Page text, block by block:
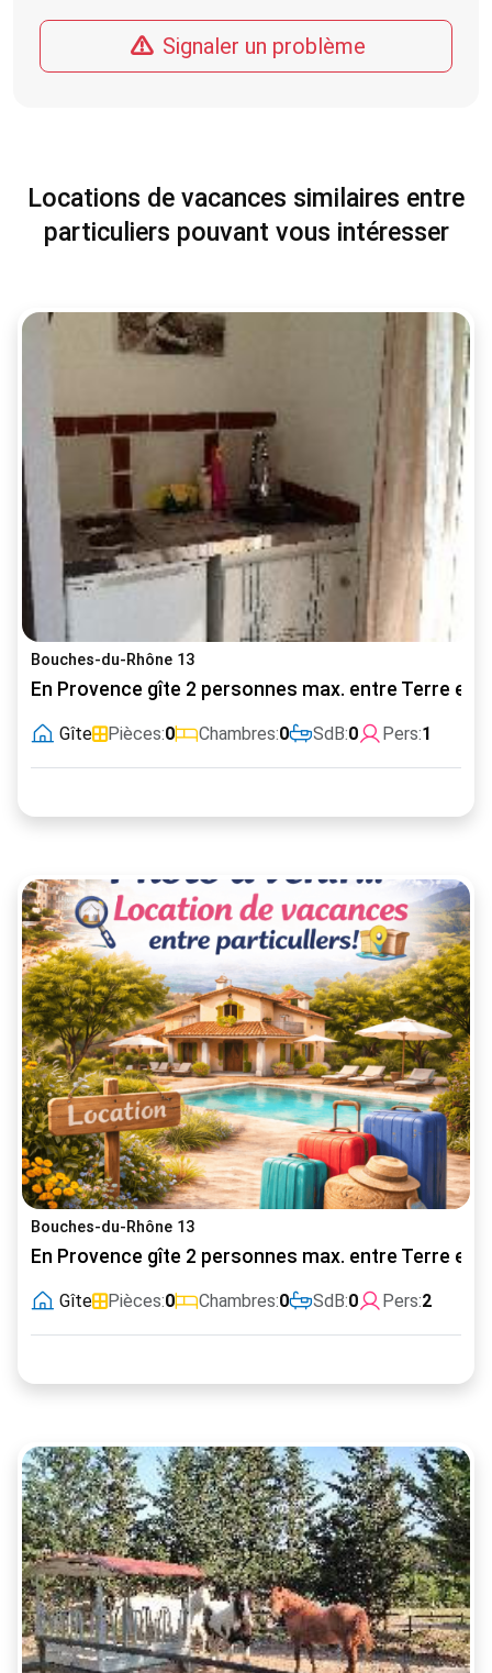
Signaler un problème
Locations de vacances similaires entre
particuliers pouvant vous intéresser
Bouches-du-Rhône 13
En Provence gîte 2 personnes max. entre Terre et
Gîte Pièces:0 Chambres:0 SdB:0 Pers:1
Bouches-du-Rhône 13
En Provence gîte 2 personnes max. entre Terre et
Gîte Pièces:0 Chambres:0 SdB:0 Pers:2